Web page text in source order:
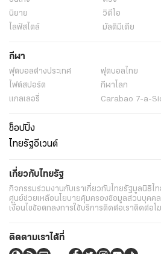
นิยาย
วิดีโอ
ไลฟ์สไตล์
มัลติมีเดีย
กีฬา
ฟุตบอลต่่างประเทศ ฟุตบอลไทย
ไฟต์สปอร์ต
กีฬาโลก
แกลเลอรี่
Carabao 7-a-
ช็อปปิ้ง
ไทยรัฐอีเวนต์
เกี่ยวกับไทยรัฐ
กิจกรรมร่วมงานกับเราเกี่ยวกับไทยรัฐมูลนิธิไ
ศูนย์ช่วยเหลือนโยบายคุ้มครองข้อมูลส่วนบุคค
เงื่อนไขข้อตกลงการใช้บริการติดต่อเราติดต่อโ
ติดตามเราได้ที่